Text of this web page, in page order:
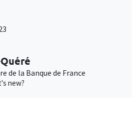
de la Banque de France
new?